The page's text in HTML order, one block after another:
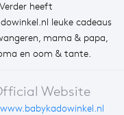
heeft
leuke cadeaus
mama & papa,
en oom & tante.
Official Website